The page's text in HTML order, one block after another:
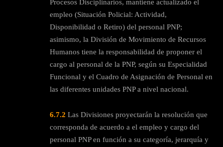
Procesos Disciplinarios, mantiene actualizado el
empleo (Situación Policial: Actividad,
Disponibilidad o Retiro) del personal PNP;
asimismo, la División de Movimiento de Recursos
Humanos tiene la responsabilidad de proponer el
cargo al personal de la PNP, según su Especialidad
Funcional y el Cuadro de Asignación de Personal en
las diferentes unidades PNP a nivel nacional.
6.7.2 Las Divisiones proyectarán la resolución que
corresponda de acuerdo a el empleo y cargo del
personal PNP en función a su categoría, jerarquía y